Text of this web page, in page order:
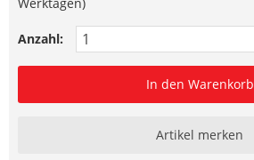
Anzahl:
In den Warenkorb
Artikel merken